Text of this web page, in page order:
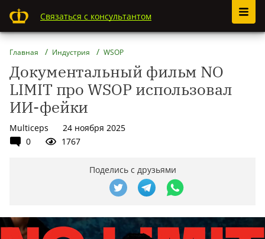
Связаться с консультантом
Главная Индустрия WSOP
Документальный фильм NO
LIMIT про WSOP использовал
ИИ-фейки
Multiceps
24 ноября 2025
0
1767
Поделись с друзьями